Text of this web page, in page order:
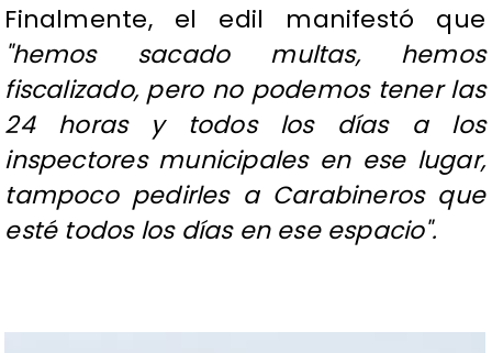
Finalmente, el edil manifestó que
"hemos sacado multas, hemos
fiscalizado, pero no podemos tener las
24 horas y todos los días a los
inspectores municipales en ese lugar,
tampoco pedirles a Carabineros que
esté todos los días en ese espacio".